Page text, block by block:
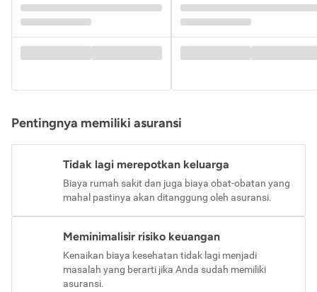
Pentingnya memiliki asuransi
Tidak lagi merepotkan keluarga
Biaya rumah sakit dan juga biaya obat-obatan yang
mahal pastinya akan ditanggung oleh asuransi.
Meminimalisir risiko keuangan
Kenaikan biaya kesehatan tidak lagi menjadi
masalah yang berarti jika Anda sudah memiliki
asuransi.